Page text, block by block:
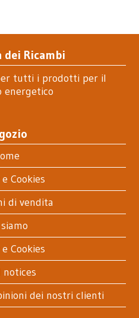
dei Ricambi
tutti i prodotti per il
energetico
Cookies
di vendita
Cookies
notices
dei nostri clienti